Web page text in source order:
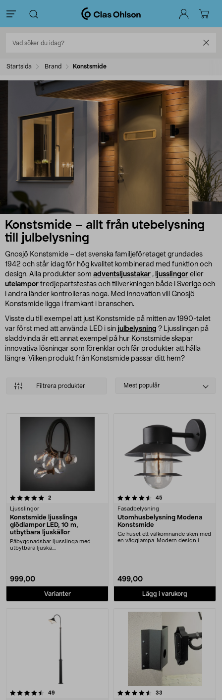
Startsida Brand Konstsmide
Konstsmide – allt från utebelysning
till julbelysning
Gnosjö Konstsmide – det svenska familjeföretaget grundades
1942 och står idag för hög kvalitet kombinerad med funktion och
design. Alla produkter som adventsljusstakar , ljusslingor eller
utelampor tredjepartstestas och tillverkningen både i Sverige och
i andra länder kontrolleras noga. Med innovation vill Gnosjö
Konstsmide ligga i framkant i branschen.
Visste du till exempel att just Konstsmide på mitten av 1990-talet
var först med att använda LED i sin julbelysning ? Ljusslingan på
sladdvinda är ett annat exempel på hur Konstsmide skapar
innovativa lösningar som förenklar och får produkter att hålla
längre. Vilken produkt från Konstsmide passar ditt hem?
Filtrera produkter
Select
Mest populär
Produkter
2recensioner
Ljusslingor
Konstsmide ljusslinga
glödlampor LED, 10 m,
utbytbara ljuskällor
Påbyggnadsbar ljusslinga med
utbytbara ljuskä....
999,00
Varianter
4.5 av 5 stjärnor 45
Fasadbelysning
Utomhusbelysning Modena
Konstsmide
Ge huset ett välkomnande sken med
en vägglampa. Modern design i
499,00
Lägg i varukorg
49
4.5 av 5 stjärnor 33